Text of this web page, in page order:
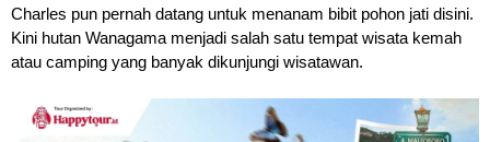
Charles pun pernah datang untuk menanam bibit pohon jati disini.
Kini hutan Wanagama menjadi salah satu tempat wisata kemah
atau camping yang banyak dikunjungi wisatawan.